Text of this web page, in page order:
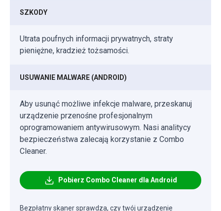
SZKODY
Utrata poufnych informacji prywatnych, straty
pieniężne, kradzież tożsamości.
USUWANIE MALWARE (ANDROID)
Aby usunąć możliwe infekcje malware, przeskanuj
urządzenie przenośne profesjonalnym
oprogramowaniem antywirusowym. Nasi analitycy
bezpieczeństwa zalecają korzystanie z Combo
Cleaner.
Pobierz Combo Cleaner dla Android
Bezpłatny skaner sprawdza, czy twój urządzenie